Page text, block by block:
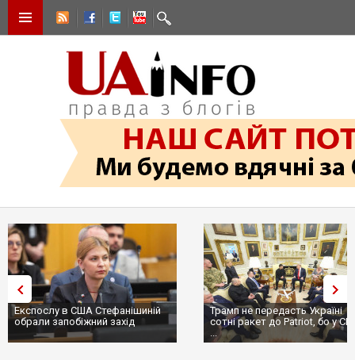
Трамп не передасть Україні
сотні ракет до Patriot, бо у США
...
Вибух у ресторані в
ціллю був головком ВКС
пр...